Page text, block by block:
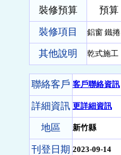
裝修預算 預算
裝修項目 鋁窗 鐵
其他說明 乾式施工
聯絡客戶 客戶聯絡資訊
詳細資訊 更詳細資訊
地區 新竹縣
刊登日期 2023-09-14